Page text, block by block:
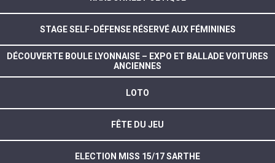
STAGE SELF-DÉFENSE RÉSERVÉ AUX FÉMININES
DÉCOUVERTE BOULE LYONNAISE – EXPO ET BALLADE VOITURES
ANCIENNES
LOTO
FÊTE DU JEU
ELECTION MISS 15/17 SARTHE